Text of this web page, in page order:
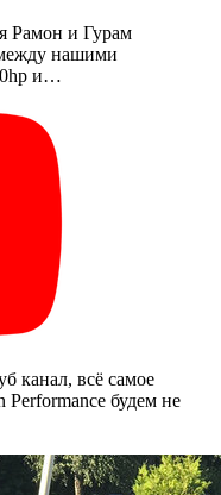
Рамон и Гурам
нашими
и…
канал, всё самое
будем не